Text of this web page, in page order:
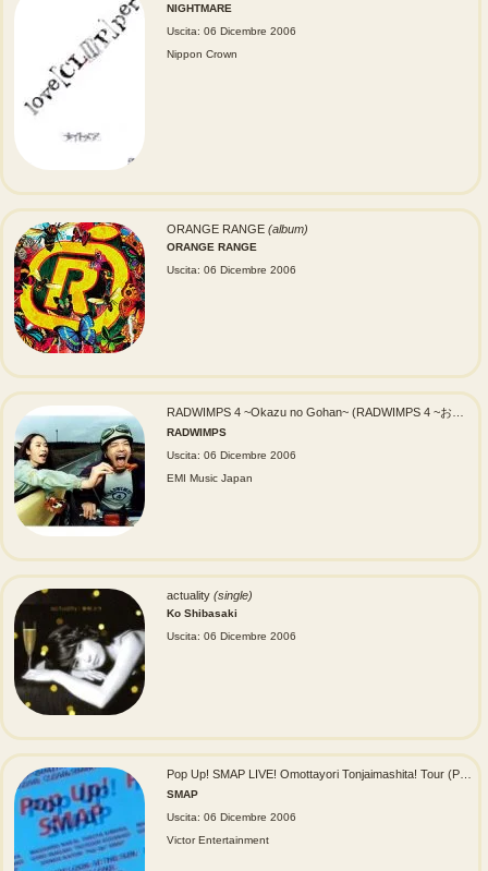
NIGHTMARE
Uscita: 06 Dicembre 2006
Nippon Crown
ORANGE RANGE (album)
ORANGE RANGE
Uscita: 06 Dicembre 2006
RADWIMPS
Uscita: 06 Dicembre 2006
EMI Music Japan
actuality (single)
Ko Shibasaki
Uscita: 06 Dicembre 2006
SMAP
Uscita: 06 Dicembre 2006
Victor Entertainment